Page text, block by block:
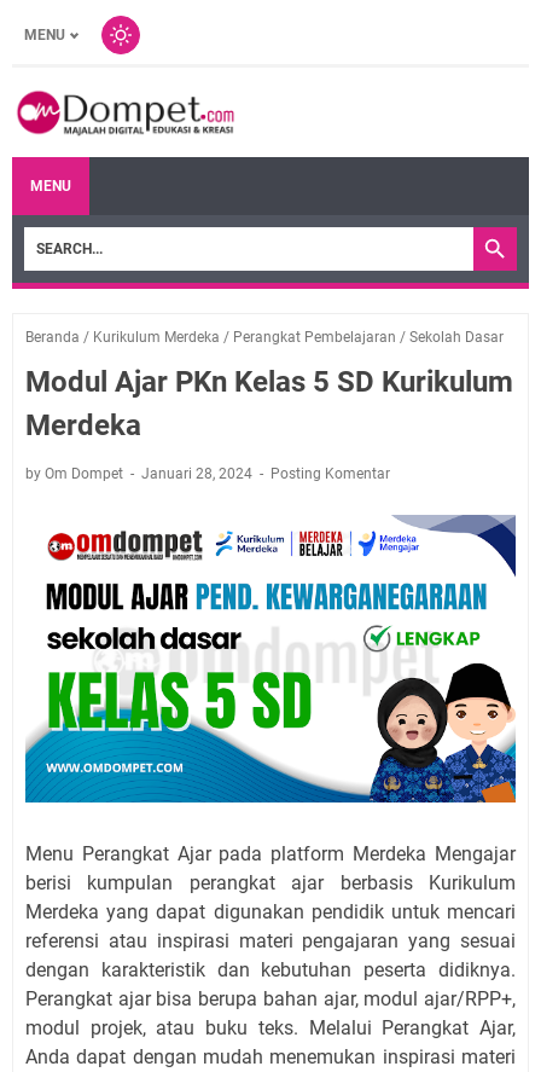
MENU
MENU
Beranda / Kurikulum Merdeka / Perangkat Pembelajaran / Sekolah Dasar
Modul Ajar PKn Kelas 5 SD Kurikulum
Merdeka
by Om Dompet Januari 28, 2024 Posting Komentar
Menu Perangkat Ajar pada platform Merdeka Mengajar
berisi kumpulan perangkat ajar berbasis Kurikulum
Merdeka yang dapat digunakan pendidik untuk mencari
referensi atau inspirasi materi pengajaran yang sesuai
dengan karakteristik dan kebutuhan peserta didiknya.
Perangkat ajar bisa berupa bahan ajar, modul ajar/RPP+,
modul projek, atau buku teks. Melalui Perangkat Ajar,
Anda dapat dengan mudah menemukan inspirasi materi